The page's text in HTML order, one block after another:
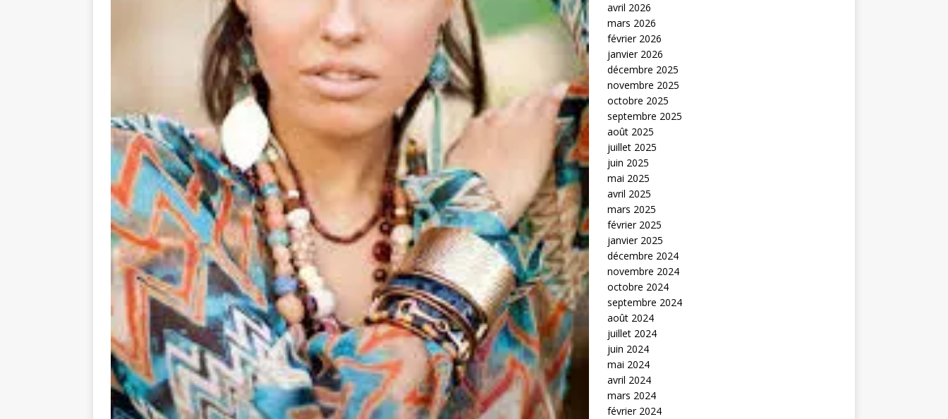
avril 2026
mars 2026
février 2026
janvier 2026
décembre 2025
novembre 2025
octobre 2025
septembre 2025
août 2025
juillet 2025
juin 2025
mai 2025
avril 2025
mars 2025
février 2025
janvier 2025
décembre 2024
novembre 2024
octobre 2024
septembre 2024
août 2024
juillet 2024
juin 2024
mai 2024
avril 2024
mars 2024
février 2024